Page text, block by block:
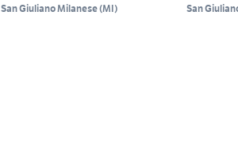
San Giuliano Milanese(MI) San